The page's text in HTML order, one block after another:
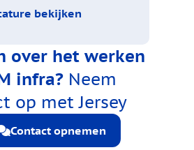
bekijken
over het werken
infra? Neem
op met Jersey
Contact opnemen